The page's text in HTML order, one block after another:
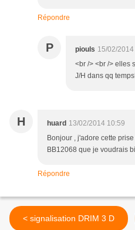
Répondre
P piouls 15/02/
<br /> <br /> elles
J/H dans qq
H huard 13/02/2014 10:59
Bonjour , j'adore cette
BB12068 que je voudrais
Répondre
< signalisation DRIM 3 D